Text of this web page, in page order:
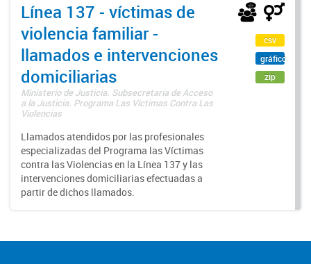
Línea 137 - víctimas de
violencia familiar -
llamados e intervenciones
domiciliarias
Ministerio de Justicia. Subsecretaría de Acceso
a la Justicia. Programa Las Víctimas Contra Las
Violencias
Llamados atendidos por las profesionales
especializadas del Programa las Víctimas
contra las Violencias en la Línea 137 y las
intervenciones domiciliarias efectuadas a
partir de dichos llamados.
csv
gráfico
zip